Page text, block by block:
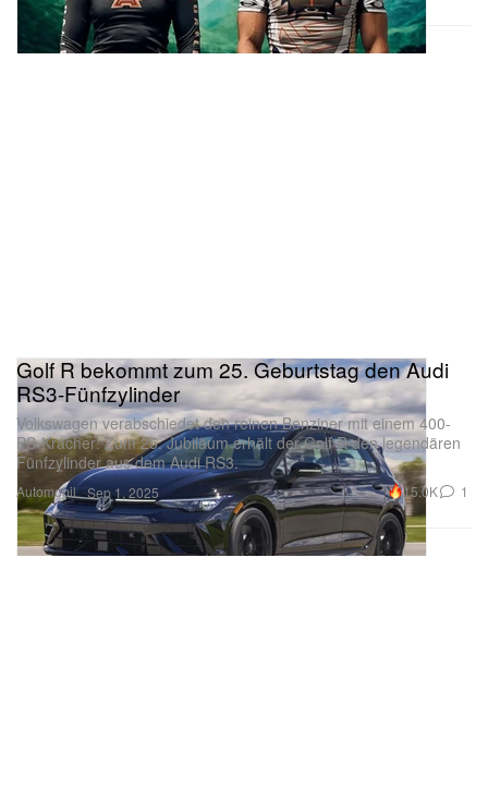
Automobil
Golf R bekommt zum 25. Geburtstag den Audi
RS3-Fünfzylinder
Volkswagen verabschiedet den reinen Benziner mit einem 400-
PS-Kracher: Zum 25. Jubiläum erhält der Golf R den legendären
Fünfzylinder aus dem Audi RS3.
Sep 1, 2025 15.0K 1